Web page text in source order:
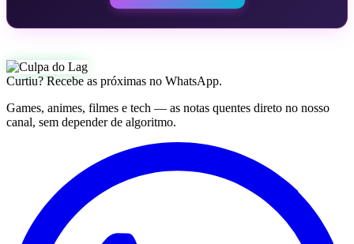
Curtiu? Recebe as próximas no WhatsApp.
Games, animes, filmes e tech — as notas quentes direto no nosso
canal, sem depender de algoritmo.